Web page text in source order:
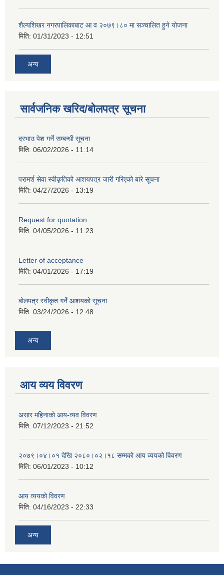
शैल्यशिखर नगरपालिकाबाट आ व २०७९।८० मा सञ्चालित हुने योजना
मिति: 01/31/2023 - 12:51
अन्य
सार्वजनिक खरिद/बोलपत्र सूचना
दरभाउ पेश गर्ने सम्बन्धी सूचना
मिति: 06/02/2026 - 11:14
परामर्श सेवा स्वीकृतिको आशयपत्र जारी गरिएको बारे सूचना
मिति: 04/27/2026 - 13:19
Request for quotation
मिति: 04/05/2026 - 11:23
Letter of acceptance
मिति: 04/01/2026 - 17:19
बोलपत्र स्वीकृत गर्ने आशयको सूचना
मिति: 03/24/2026 - 12:48
अन्य
आय व्यय विवरण
असार महिनाको आय-व्यव विवरण
मिति: 07/12/2023 - 21:52
२०७९।०४।०१ देखि २०८०।०२।१८ सम्मको आय व्ययको विवरण
मिति: 06/01/2023 - 10:12
आय व्ययको विवरण
मिति: 04/16/2023 - 22:33
अन्य